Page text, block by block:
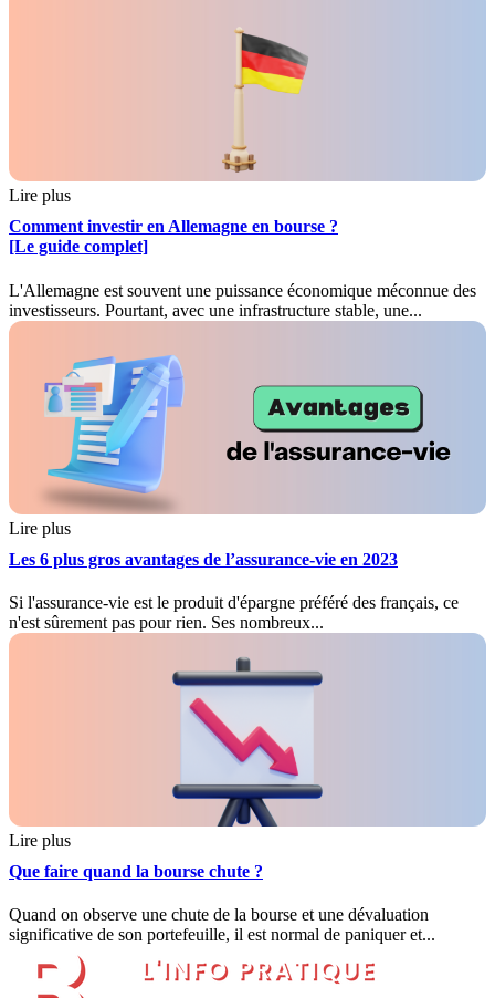
Lire plus
Comment investir en Allemagne en bourse ?
[Le guide complet]
L'Allemagne est souvent une puissance économique méconnue des
investisseurs. Pourtant, avec une infrastructure stable, une...
Lire plus
Les 6 plus gros avantages de l’assurance-vie en 2023
Si l'assurance-vie est le produit d'épargne préféré des français, ce
n'est sûrement pas pour rien. Ses nombreux...
Lire plus
Que faire quand la bourse chute ?
Quand on observe une chute de la bourse et une dévaluation
significative de son portefeuille, il est normal de paniquer et...